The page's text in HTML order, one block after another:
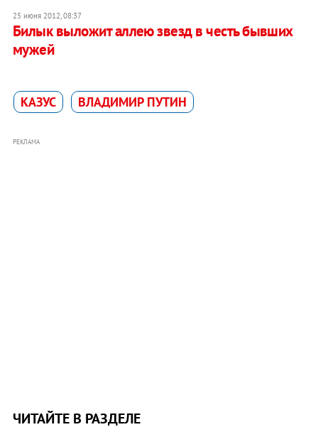
25 июня 2012, 08:37
Билык выложит аллею звезд в честь бывших
мужей
КАЗУС ВЛАДИМИР ПУТИН
РЕКЛАМА
ЧИТАЙТЕ В РАЗДЕЛЕ